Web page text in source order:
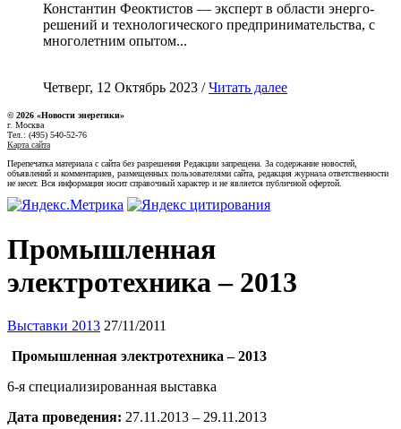
Константин Феоктистов — эксперт в области энерго-
решений и технологического предпринимательства, с
многолетним опытом...
Четверг, 12 Октябрь 2023 /Читать далее
© 2026 «Новости энеретики»
г. Москва
Тел.: (495) 540-52-76
Карта сайта
Перепечатка материала с сайта без разрешения Редакции запрещена. За содержание новостей,
объявлений и комментариев, размещенных пользователями сайта, редакция журнала ответственности
не несет. Вся информация носит справочный характер и не является публичной офертой.
Промышленная
электротехника – 2013
Выставки 2013 27/11/2011
Промышленная электротехника – 2013
6-я специализированная выставка
Дата проведения: 27.11.2013 – 29.11.2013